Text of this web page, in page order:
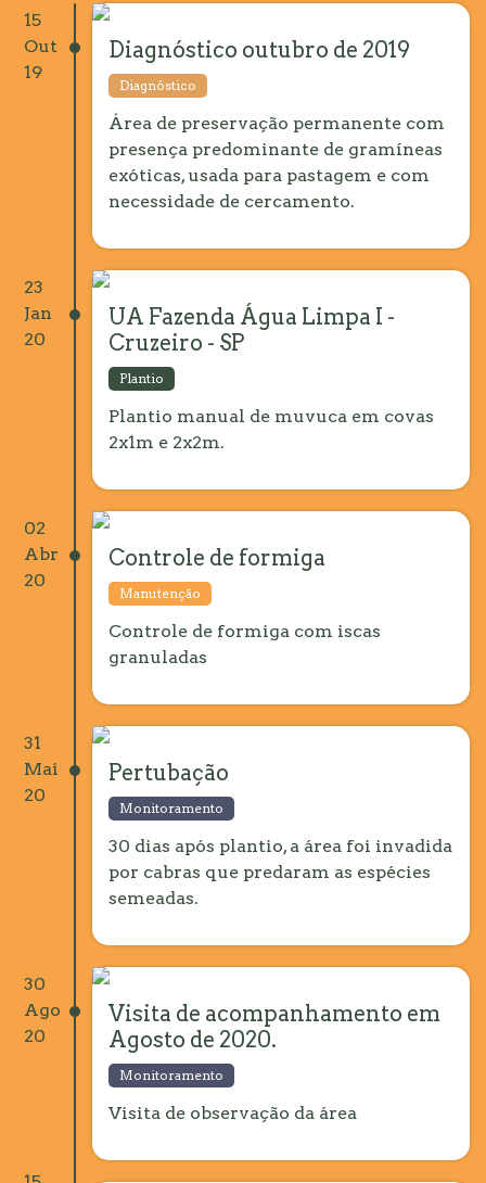
15
Out
19
Diagnóstico outubro de 2019
Diagnóstico
Área de preservação permanente com
presença predominante de gramíneas
exóticas, usada para pastagem e com
necessidade de cercamento.
23
Jan
20
UA Fazenda Água Limpa I -
Cruzeiro - SP
Plantio
Plantio manual de muvuca em covas
2x1m e 2x2m.
02
Abr
20
Controle de formiga
Manutenção
Controle de formiga com iscas
granuladas
31
Mai
20
Pertubação
Monitoramento
30 dias após plantio, a área foi invadida
por cabras que predaram as espécies
semeadas.
30
Ago
20
Visita de acompanhamento em
Agosto de 2020.
Monitoramento
Visita de observação da área